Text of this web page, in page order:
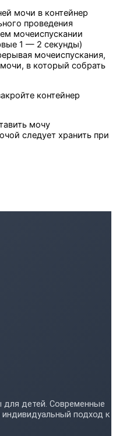
мочи в контейнер
проведения
мочеиспускании
1 — 2 секунды)
мочеиспускания,
в который собрать
контейнер
мочу
следует хранить при
для детей. Современные
подход к